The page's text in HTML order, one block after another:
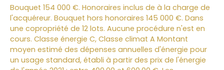
Bouquet 154 000 €. Honoraires inclus de à la charge de
l'acquéreur. Bouquet hors honoraires 145 000 €. Dans
une copropriété de 12 lots. Aucune procédure n'est en
cours. Classe énergie C, Classe climat A Montant
moyen estimé des dépenses annuelles d'énergie pour
un usage standard, établi à partir des prix de l'énergie